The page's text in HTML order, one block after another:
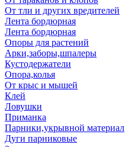
От тли и других вредителей
Лента бордюрная
Лента бордюрная
Опоры для растений
Арки,заборы,шпалеры
Кустодержатели
Опора,колья
От крыс и мышей
Клей
Ловушки
Приманка
Парники,укрывной материал
Дуги парниковые